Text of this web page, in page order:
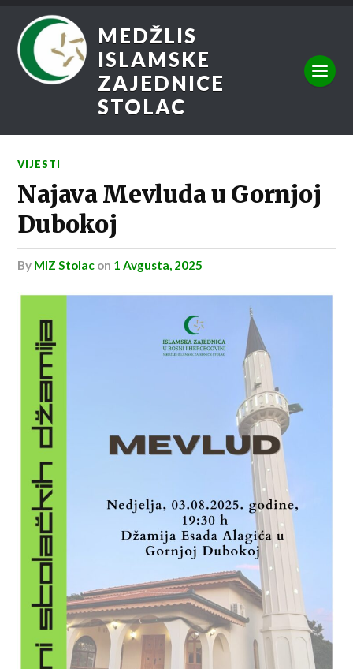
MEDŽLIS
ISLAMSKE
ZAJEDNICE
STOLAC
VIJESTI
Najava Mevluda u Gornjoj
Dubokoj
by MIZ Stolac on 1 Avgusta, 2025